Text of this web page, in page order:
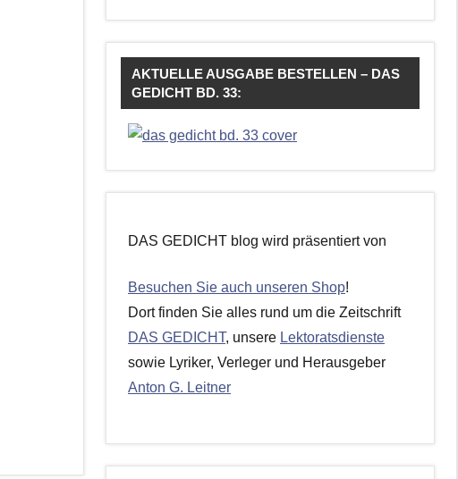
AKTUELLE AUSGABE BESTELLEN – DAS
GEDICHT BD. 33:
DAS GEDICHT blog wird präsentiert von
Besuchen Sie auch unseren Shop!
Dort finden Sie alles rund um die Zeitschrift
DAS GEDICHT, unsere Lektoratsdienste
sowie Lyriker, Verleger und Herausgeber
Anton G. Leitner